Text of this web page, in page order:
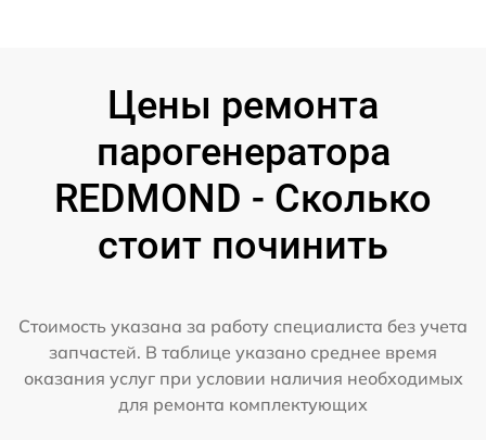
Цены ремонта
парогенератора
REDMOND - Сколько
стоит починить
Стоимость указана за работу специалиста без учета
запчастей. В таблице указано среднее время
оказания услуг при условии наличия необходимых
для ремонта комплектующих